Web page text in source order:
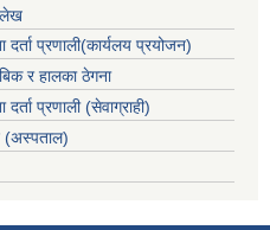
प्रणाली(कार्यलय प्रयोजन)
र हालका ठेगना
प्रणाली (सेवाग्राही)
(अस्पताल)